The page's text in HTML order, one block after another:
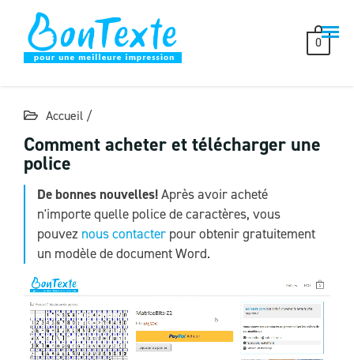
content
0
Accueil /
Comment acheter et télécharger une
police
De bonnes nouvelles!Après avoir acheté
n'importe quelle police de caractères, vous
pouvez nous contacter pour obtenir gratuitement
un modèle de document Word.